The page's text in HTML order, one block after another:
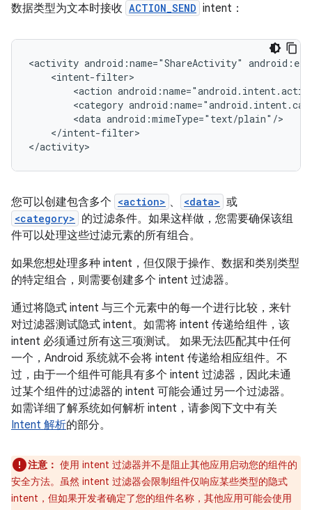
数据类型为文本时接收 ACTION_SEND intent：
<activity android:name="ShareActivity"
<action
<category
<data
</intent-filter>
</activity>
您可以创建包含多个 <action> 、 <data> 或
<category> 的过滤条件。如果这样做，您需要确保该组
件可以处理这些过滤元素的所有组合。
如果您想处理多种 intent，但仅限于操作、数据和类别类型
的特定组合，则需要创建多个 intent 过滤器。
通过将隐式 intent 与三个元素中的每一个进行比较，来针
对过滤器测试隐式 intent。如需将 intent 传递给组件，该
intent 必须通过所有这三项测试。 如果无法匹配其中任何
一个，Android 系统就不会将 intent 传递给相应组件。不
过，由于一个组件可能具有多个 intent 过滤器，因此未通
过某个组件的过滤器的 intent 可能会通过另一个过滤器。
如需详细了解系统如何解析 intent，请参阅下文中有关
Intent 解析的部分。
注意： 使用 intent 过滤器并不是阻止其他应用启动您的组件的
安全方法。虽然 intent 过滤器会限制组件仅响应某些类型的隐式
intent，但如果开发者确定了您的组件名称，其他应用可能会使用